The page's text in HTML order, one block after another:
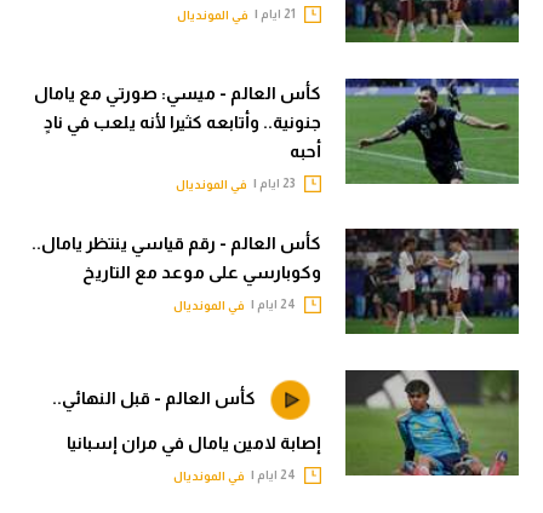
Gamers
ميركاتو
تحقيق في الجول
تقرير في الجول
تحليل في الجول
حكايات في الجول
كويز في الجول
فيديو في الجول
في المونديال
كأس العالم - ميسي: صورتي مع يامال
جنونية.. وأتابعه كثيرا لأنه يلعب في نادٍ
أحبه
في المونديال
كأس العالم - رقم قياسي ينتظر يامال..
وكوبارسي على موعد مع التاريخ
في المونديال
كأس العالم - قبل النهائي..
إصابة لامين يامال في مران إسبانيا
في المونديال